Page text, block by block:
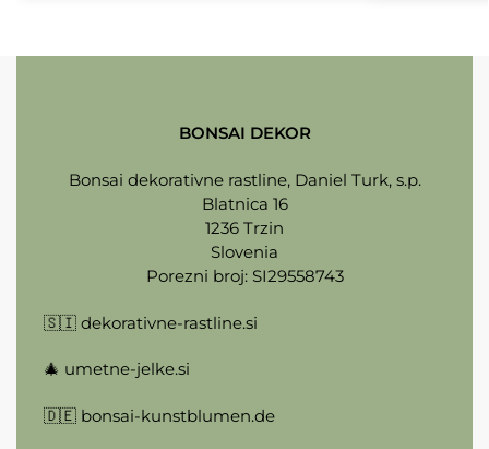
BONSAI DEKOR
Bonsai dekorativne rastline, Daniel Turk, s.p.
Blatnica 16
1236 Trzin
Slovenia
Porezni broj: SI29558743
🇸🇮 dekorativne-rastline.si
🎄 umetne-jelke.si
🇩🇪 bonsai-kunstblumen.de